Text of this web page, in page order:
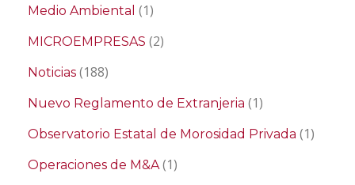
Medio Ambiental (1)
MICROEMPRESAS (2)
Noticias (188)
Nuevo Reglamento de Extranjeria (1)
Observatorio Estatal de Morosidad Privada (1)
Operaciones de M&A(1)